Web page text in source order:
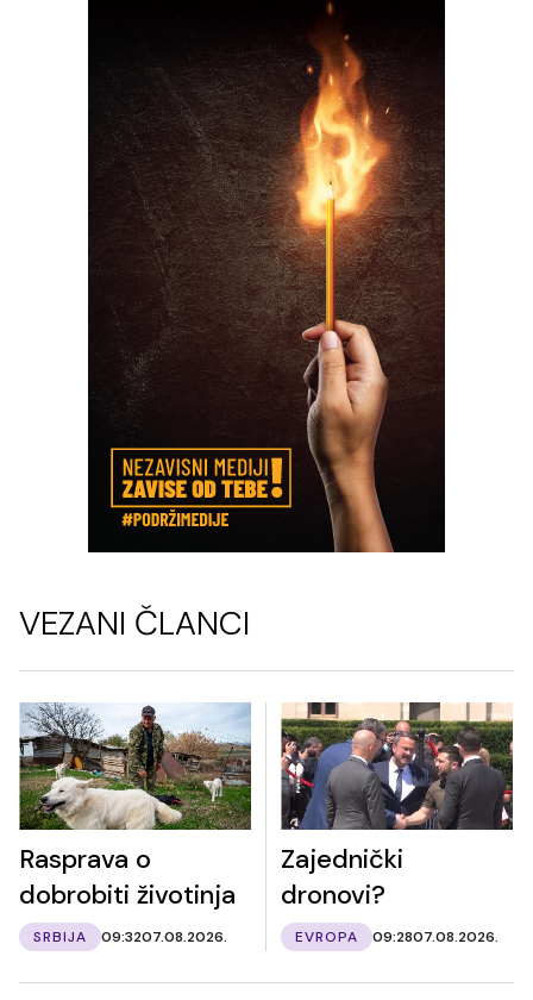
VEZANI ČLANCI
Rasprava o
dobrobiti životinja
SRBIJA 09:3207.08.2026.
Zajednički
dronovi?
EVROPA 09:2807.08.2026.